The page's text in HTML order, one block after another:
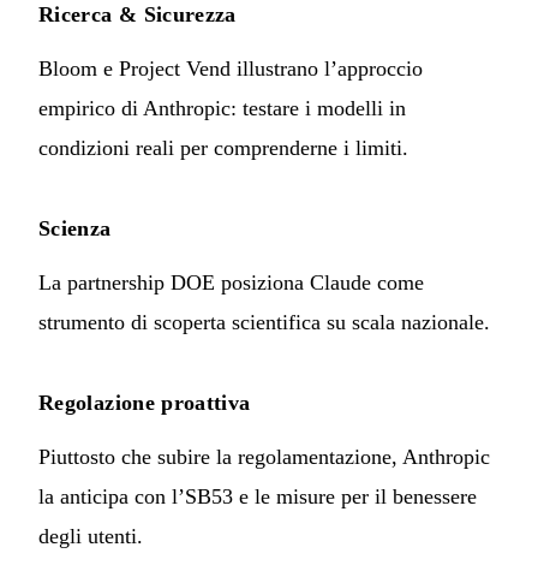
Ricerca & Sicurezza
Bloom e Project Vend illustrano l’approccio
empirico di Anthropic: testare i modelli in
condizioni reali per comprenderne i limiti.
Scienza
La partnership DOE posiziona Claude come
strumento di scoperta scientifica su scala nazionale.
Regolazione proattiva
Piuttosto che subire la regolamentazione, Anthropic
la anticipa con l’SB53 e le misure per il benessere
degli utenti.